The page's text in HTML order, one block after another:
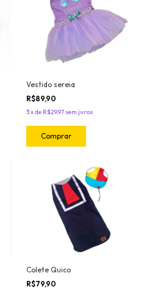
Vestido sereia
R$89,90
3xde R$29,97 sem juros
Comprar
Colete Quico
R$79,90